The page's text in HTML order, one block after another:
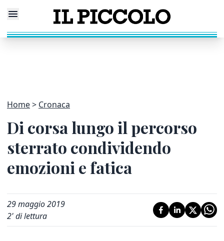
Home Cronaca
Di corsa lungo il percorso
sterrato condividendo
emozioni e fatica
29 maggio 2019
2' di lettura